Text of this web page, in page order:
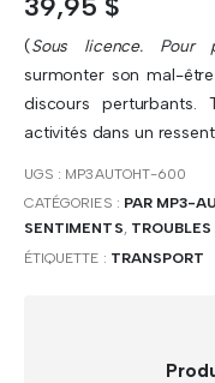
39,95 $
(Sous licence. Pour
surmonter son mal-
discours perturbants.
activités dans un
UGS : MP3AUTOHT-600
CATÉGORIES : PAR MP3-
SENTIMENTS,
ÉTIQUETTE : TRANSPORT